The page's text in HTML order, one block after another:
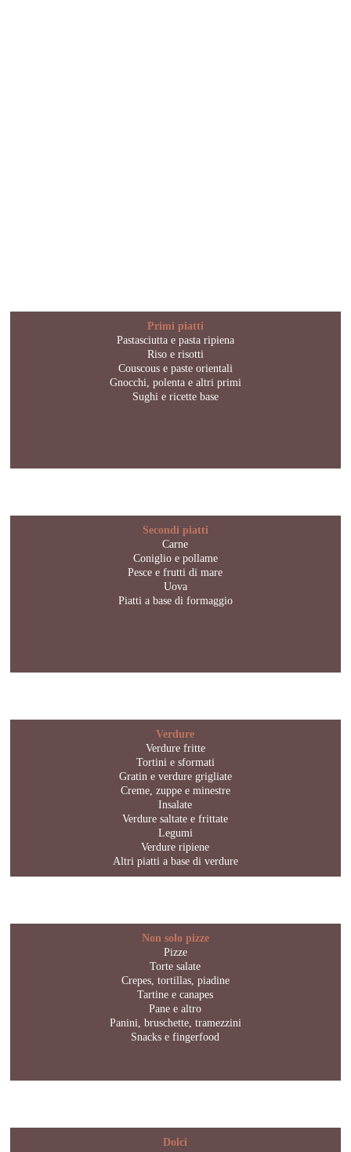
Primi piatti
Pastasciutta e pasta ripiena
Riso e risotti
Couscous e paste orientali
Gnocchi, polenta e altri primi
Sughi e ricette base
Secondi piatti
Carne
Coniglio e pollame
Pesce e frutti di mare
Uova
Piatti a base di formaggio
Verdure
Verdure fritte
Tortini e sformati
Gratin e verdure grigliate
Creme, zuppe e minestre
Insalate
Verdure saltate e frittate
Legumi
Verdure ripiene
Altri piatti a base di verdure
Non solo pizze
Pizze
Torte salate
Crepes, tortillas, piadine
Tartine e canapes
Pane e altro
Panini, bruschette, tramezzini
Snacks e fingerfood
Dolci